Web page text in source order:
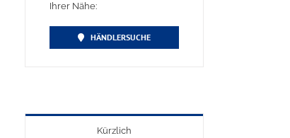
Ihrer Nähe:
HÄNDLERSUCHE
Kürzlich